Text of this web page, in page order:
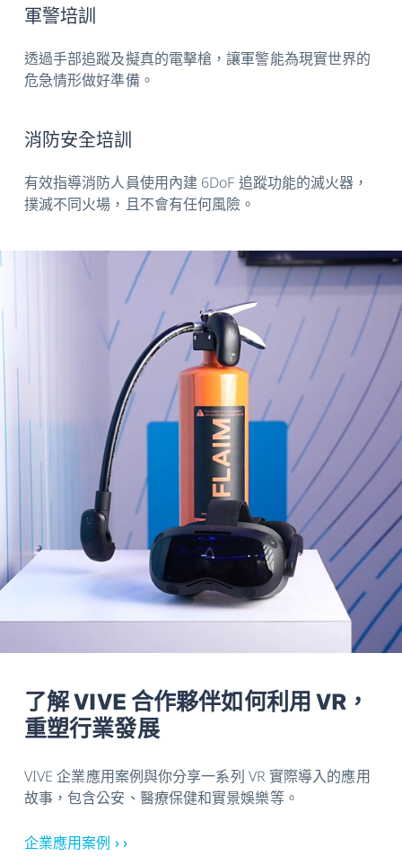
電池壽
軍警培訓
透過手部追蹤及擬真的電擊槍，讓軍警能為現實世界的
危急情形做好準備。
消防安全培訓
有效指導消防人員使用內建 6DoF 追蹤功能的滅火器，
撲滅不同火場，且不會有任何風險。
了解 VIVE 合作夥伴如何利用 VR，
重塑行業發展
VIVE 企業應用案例與你分享一系列 VR 實際導入的應用
故事，包含公安、醫療保健和實景娛樂等。
企業應用案例 › ›